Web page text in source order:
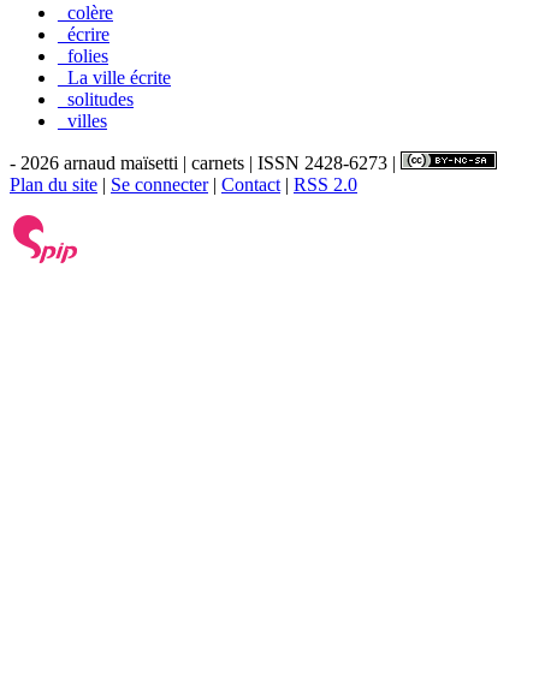
_colère
_écrire
_folies
_La ville écrite
_solitudes
_villes
- 2026 arnaud maïsetti | carnets | ISSN 2428-6273 |
Plan du site | Se connecter| Contact | RSS 2.0